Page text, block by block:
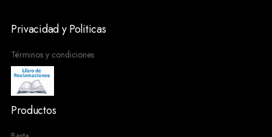
Privacidad y Politicas
Términos y condiciones
Productos